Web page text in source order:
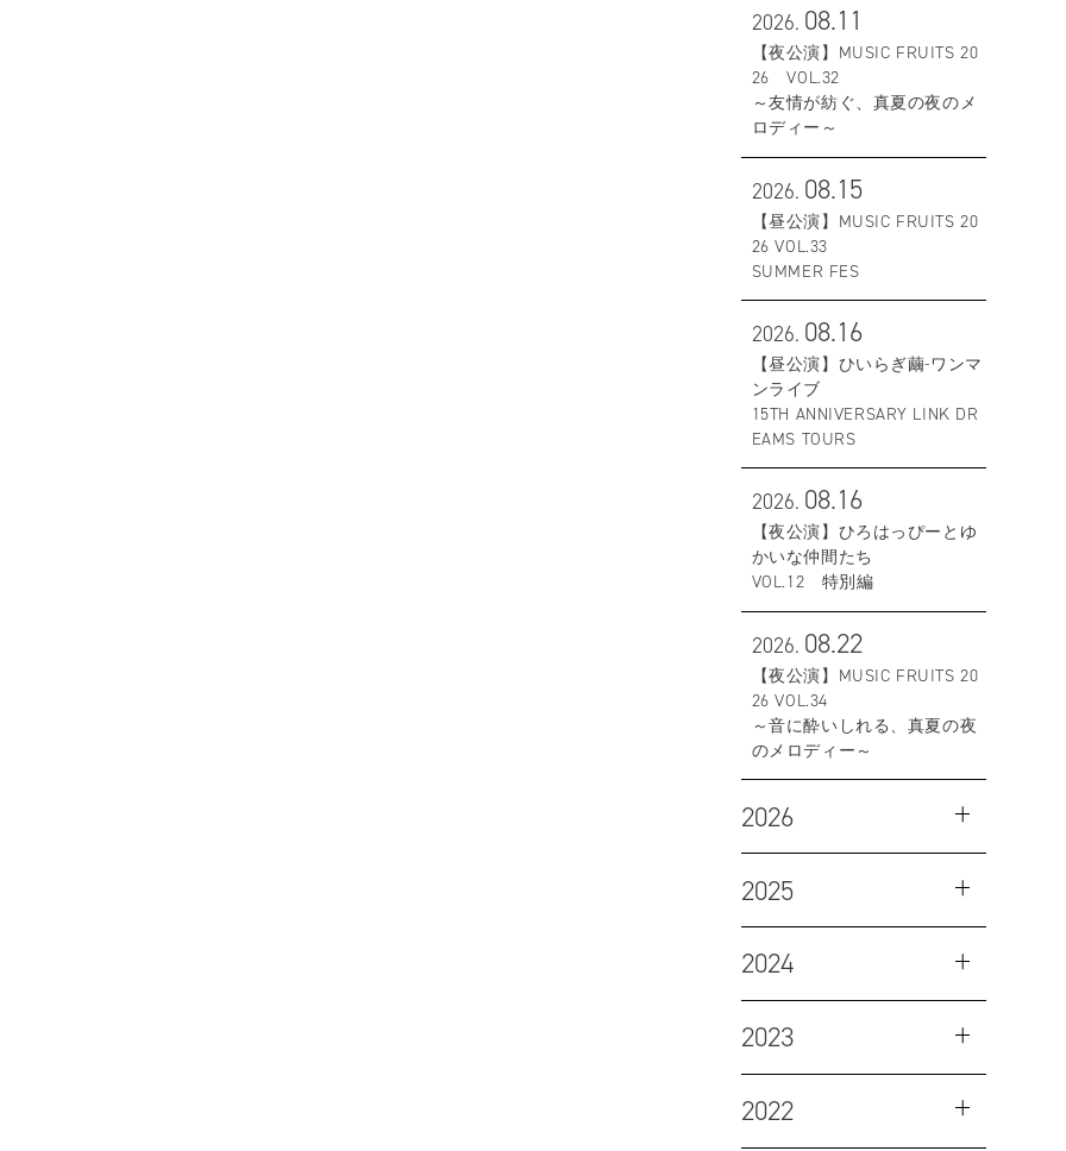
2026. 08.11
【夜公演】MUSIC FRUITS 20
26 VOL.32
～友情が紡ぐ、真夏の夜のメ
ロディー～
2026. 08.15
【昼公演】MUSIC FRUITS 20
26 VOL.33
SUMMER FES
2026. 08.16
【昼公演】ひいらぎ繭-ワンマ
ンライブ
15TH ANNIVERSARY LINK DR
EAMS TOURS
2026. 08.16
【夜公演】ひろはっぴーとゆ
かいな仲間たち
VOL.12 特別編
2026. 08.22
【夜公演】MUSIC FRUITS 20
26 VOL.34
～音に酔いしれる、真夏の夜
のメロディー～
2026
2025
2024
2023
2022